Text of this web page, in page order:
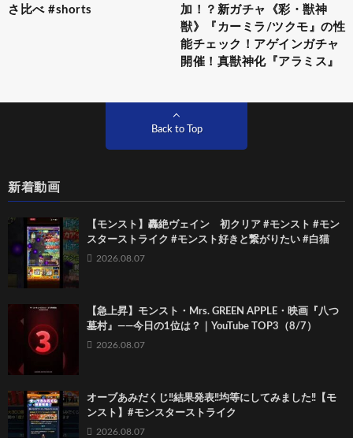
さ比べ #shorts
加！？新ガチャ《彩・獣神
獣》『カーミラ/ツクモ』の性
能チェック！アゲインガチャ
開催！真獣神化『アラミス』
Back to Top
新着動画
【モンスト】轟絶ヴェイン 初クリア #モンスト #モン
スターストライク #モンスト好きと繋がりたい #白猫
2026.08.07
【急上昇】モンスト・Mrs. GREEN APPLE・映画『八つ
墓村』――今日の1位は？｜YouTube TOP3（8/7）
2026.08.07
オーブあみだくじ‼️結果発表‼️均等にしてみました‼️【モ
ンスト】#モンスターストライク
2026.08.07